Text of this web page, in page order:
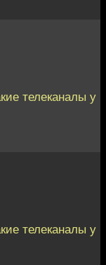
телеканалы у
телеканалы у